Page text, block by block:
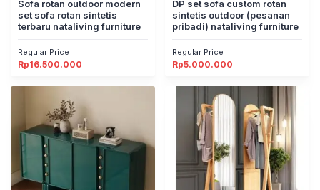
Sofa rotan outdoor modern
set sofa rotan sintetis
terbaru nataliving furniture
Regular Price
Rp16.500.000
DP set sofa custom rotan
sintetis outdoor (pesanan
pribadi) nataliving furniture
Regular Price
Rp5.000.000